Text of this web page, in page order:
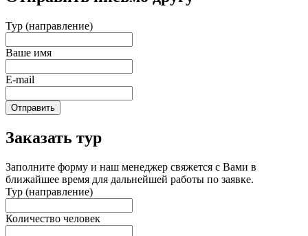
Тур (направление)
Ваше имя
E-mail
Отправить
Заказать тур
Заполните форму и наш менеджер свяжется с Вами в
ближайшее время для дальнейшей работы по заявке.
Тур (направление)
Количество человек